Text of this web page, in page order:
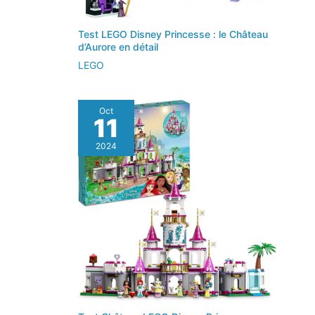
Test LEGO Disney Princesse : le Château
d’Aurore en détail
LEGO
Oct
11
2024